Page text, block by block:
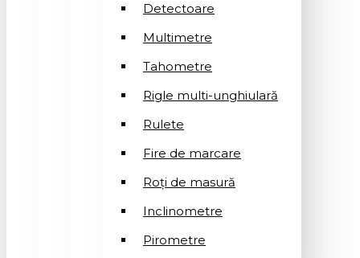
Detectoare
Multimetre
Tahometre
Rigle multi-unghiulară
Rulete
Fire de marcare
Roți de masură
Inclinometre
Pirometre